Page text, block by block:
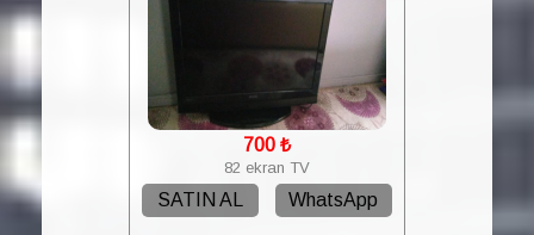
700₺
82 ekran TV
SATIN AL WhatsApp